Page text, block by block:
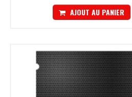
AJOUT AU PANIER